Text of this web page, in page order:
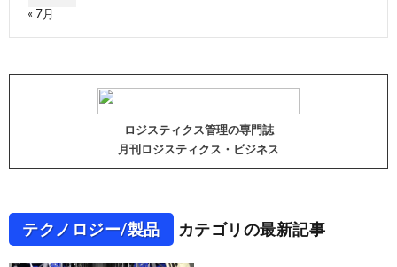
« 7月
ロジスティクス管理の専門誌
月刊ロジスティクス・ビジネス
テクノロジー/製品 カテゴリの最新記事